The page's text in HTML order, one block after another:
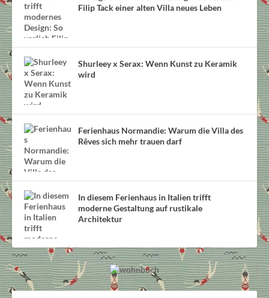
Filip Tack einer alten Villa neues Leben
Shurleey x Serax: Wenn Kunst zu Keramik
wird
Ferienhaus Normandie: Warum die Villa des
Rêves sich mehr trauen darf
In diesem Ferienhaus in Italien trifft
moderne Gestaltung auf rustikale
Architektur